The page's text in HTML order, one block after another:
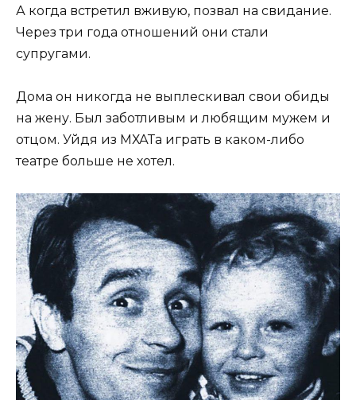
А когда встретил вживую, позвал на свидание.
Через три года отношений они стали
супругами.
Дома он никогда не выплескивал свои обиды
на жену. Был заботливым и любящим мужем и
отцом. Уйдя из МХАТа играть в каком-либо
театре больше не хотел.